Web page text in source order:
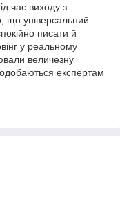
час виходу з
що універсальний
писати й
у реальному
величезну
експертам